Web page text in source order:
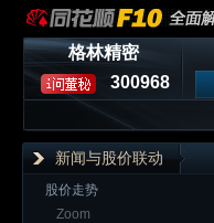
格林精密
300968
新闻与股价联动
股价走势
Zoom